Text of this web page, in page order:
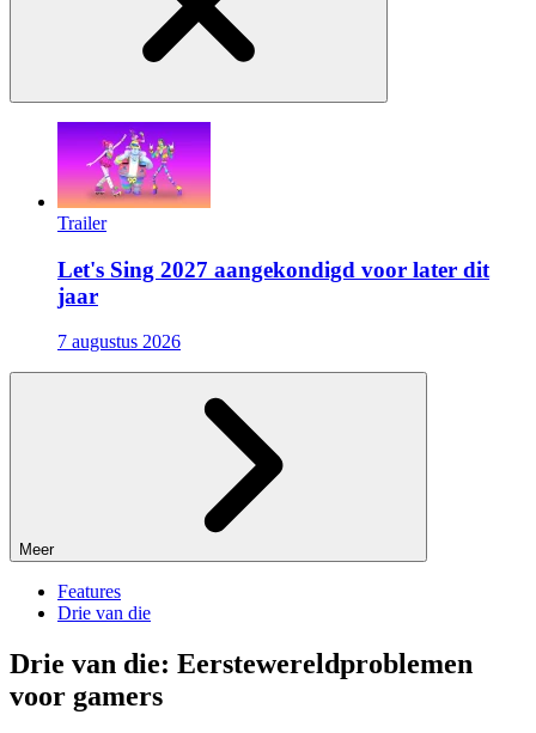
Trailer
Let's Sing 2027 aangekondigd voor later dit
jaar
7 augustus 2026
Meer
Features
Drie van die
Drie van die: Eerstewereldproblemen
voor gamers